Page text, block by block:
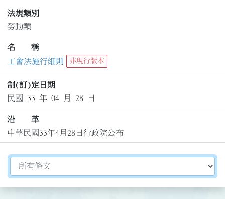
法規類別
勞動類
名 稱
工會法施行細則
非現行版本
制(訂)定日期
民國 33 年 04 月 28 日
沿 革
中華民國33年4月28日行政院公布
切換選擇法規資訊內容